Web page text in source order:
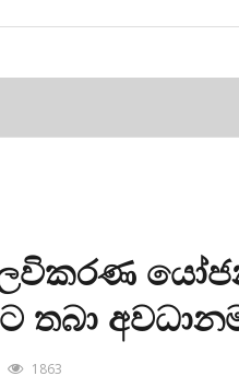
තබා
1863